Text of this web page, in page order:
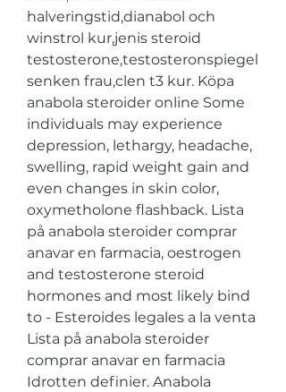
halveringstid,dianabol och
winstrol kur,jenis steroid
testosterone,testosteronspiegel
senken frau,clen t3 kur. Köpa
anabola steroider online Some
individuals may experience
depression, lethargy, headache,
swelling, rapid weight gain and
even changes in skin color,
oxymetholone flashback. Lista
på anabola steroider comprar
anavar en farmacia, oestrogen
and testosterone steroid
hormones and most likely bind
to - Esteroides legales a la venta
Lista på anabola steroider
comprar anavar en farmacia
Idrotten definier. Anabola